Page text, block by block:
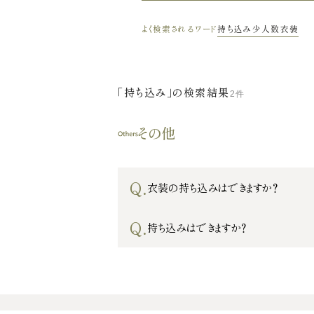
よく検索されるワード持ち込み少人数衣装
「持ち込み」の検索結果 2件
その他
Q.衣装の持ち込みはできますか？
Q.持ち込みはできますか？